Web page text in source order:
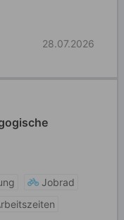
28.07.2026
Jobrad